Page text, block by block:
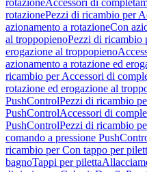
rotazioneAccessori di
rotazionePezzi di ricambio per
azionamento a rotazioneCon
al troppopienoPezzi di ricambio
erogazione al troppopieno
azionamento a rotazione ed
ricambio per Accessori di
rotazione ed erogazione al
PushControlPezzi di ricambio
PushControlAccessori di
PushControlPezzi di ricambio
comando a pressione
ricambio per Con tappo per
bagnoTappi per piletta